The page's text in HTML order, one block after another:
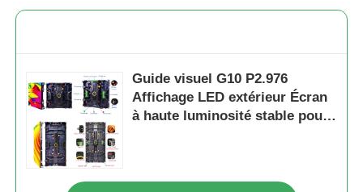
Guide visuel G10 P2.976
Affichage LED extérieur Écran
à haute luminosité stable pour